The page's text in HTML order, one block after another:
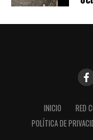
INICIO RED
POLÍTICA DE